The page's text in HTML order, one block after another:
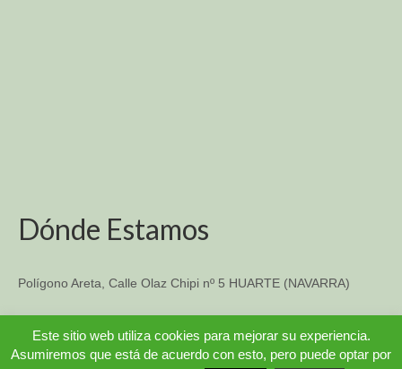
Dónde Estamos
Polígono Areta, Calle Olaz Chipi nº 5 HUARTE (NAVARRA)
TFO: 948 33-14-57
Este sitio web utiliza cookies para mejorar su experiencia.
Asumiremos que está de acuerdo con esto, pero puede optar por